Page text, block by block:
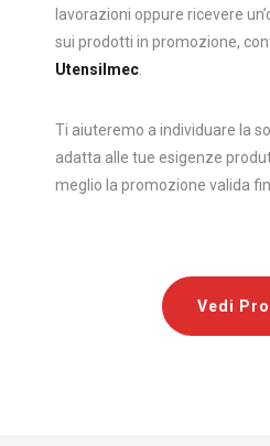
lavorazioni oppure ricevere
sui prodotti in promozione,
Utensilmec
Ti aiuteremo a individuare la
adatta alle tue esigenze
meglio la promozione valida
Vedi